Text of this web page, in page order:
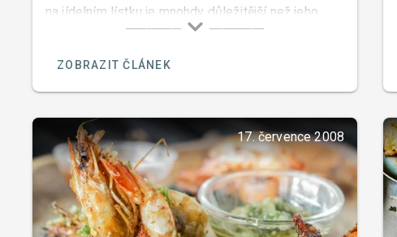
na jídelním lístku je mnohdy důležitější než jeho
název. Popis jídel úzce souvisí s jejich názvy nebo
takové jídlo popisuje, ale musí to být někdo kdo k
tomu má vlohy. Pokud nikoho mezi našimi
tento úkol raději zadáme nějakému odbornému
konzultantovi.
ZOBRAZIT ČLÁNEK
17. července 2008